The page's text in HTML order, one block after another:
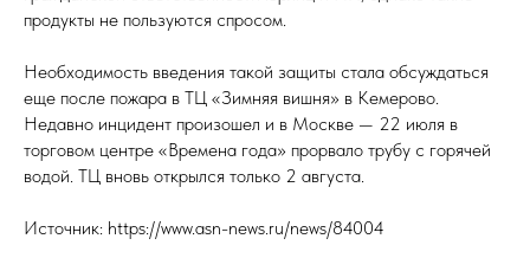
продукты не пользуются спросом.
Необходимость введения такой защиты стала обсуждаться
еще после пожара в ТЦ «Зимняя вишня» в Кемерово.
Недавно инцидент произошел и в Москве — 22 июля в
торговом центре «Времена года» прорвало трубу с горячей
водой. ТЦ вновь открылся только 2 августа.
Источник: https://www.asn-news.ru/news/84004